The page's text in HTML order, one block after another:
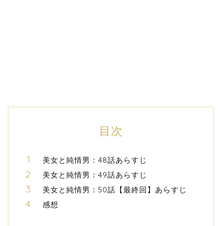
目次
美女と純情男：48話あらすじ
美女と純情男：49話あらすじ
美女と純情男：50話【最終回】あらすじ
感想